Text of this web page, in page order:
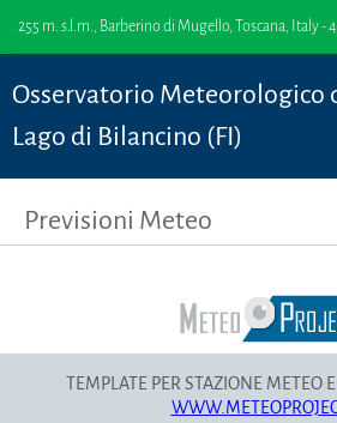
255 m. s.l.m., Barberino di Mugello, Toscana, Italy -
Osservatorio Meteorologico
Lago di Bilancino (FI)
Previsioni Meteo
TEMPLATE PER STAZIONE METEO